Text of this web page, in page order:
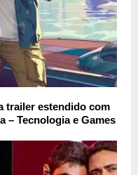
trailer estendido com
– Tecnologia e Games